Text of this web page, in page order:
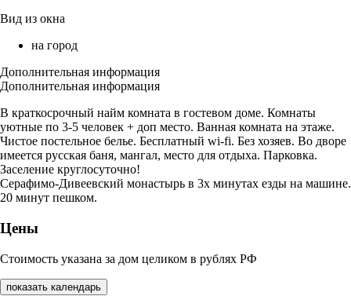
Вид из окна
на город
Дополнительная информация
Дополнительная информация
В краткосрочный найм комната в гостевом доме. Комнаты
уютные по 3-5 человек + доп место. Ванная комната на этаже.
Чистое постельное белье. Бесплатный wi-fi. Без хозяев. Во дворе
имеется русская баня, мангал, место для отдыха. Парковка.
Заселение круглосуточно!
Серафимо-Дивеевский монастырь в 3х минутах езды на машине.
20 минут пешком.
Цены
Стоимость указана за дом целиком в рублях РФ
показать календарь